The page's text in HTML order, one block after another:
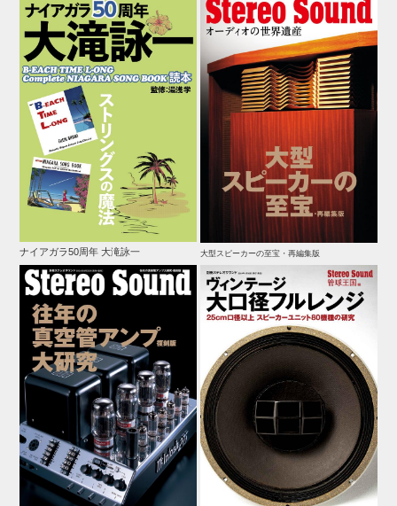
ナイアガラ50周年 大滝詠一 大型スピーカーの至宝・再編集版